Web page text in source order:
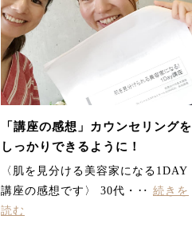
「講座の感想」カウンセリングを
しっかりできるように！
〈肌を見分ける美容家になる1DAY
講座の感想です〉 30代・‥ 続きを
読む